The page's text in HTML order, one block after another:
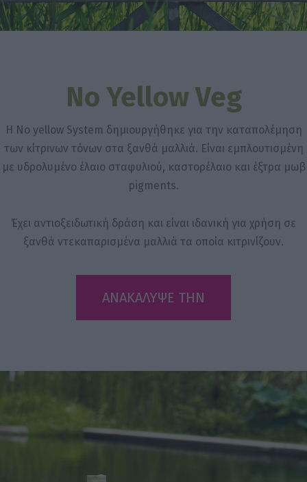
No Yellow Veg
Η No yellow System δημιουργήθηκε για την καταπολέμηση
των κίτρινων τόνων στα ξανθά μαλλιά. Είναι εμπλουτισμένη
με υδρολυμένο έλαιο σταφυλιού, καστορέλαιο και έξτρα μωβ
pigments.
Έχει αντιοξειδωτική δράση και είναι ιδανική για χρήση σε
ξανθά ντεκαπαρισμένα μαλλιά τα οποία κιτρινίζουν.
ΑΝΑΚΑΛΥΨΕ ΤΗΝ